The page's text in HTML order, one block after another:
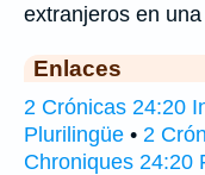
extranjeros en
Enlaces
2 Crónicas 24:20
Plurilingüe • 2
Chroniques 24:20